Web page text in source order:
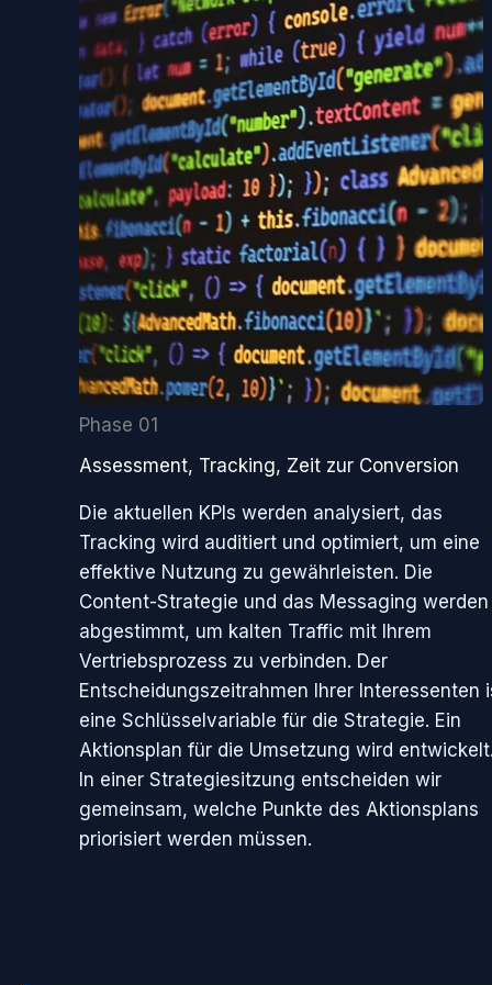
Phase 01
Assessment, Tracking, Zeit zur Conversion
Die aktuellen KPIs werden analysiert, das
Tracking wird auditiert und optimiert, um eine
effektive Nutzung zu gewährleisten. Die
Content-Strategie und das Messaging werden
abgestimmt, um kalten Traffic mit Ihrem
Vertriebsprozess zu verbinden. Der
Entscheidungszeitrahmen Ihrer Interessenten
eine Schlüsselvariable für die Strategie. Ein
Aktionsplan für die Umsetzung wird
In einer Strategiesitzung entscheiden wir
gemeinsam, welche Punkte des Aktionsplans
priorisiert werden müssen.